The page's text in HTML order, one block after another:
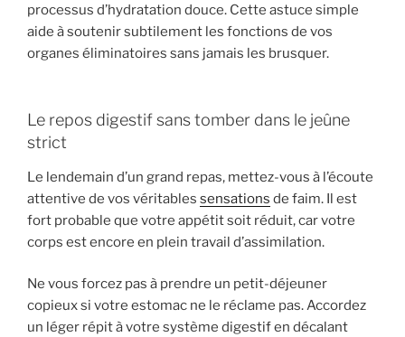
processus d’hydratation douce. Cette astuce simple
aide à soutenir subtilement les fonctions de vos
organes éliminatoires sans jamais les brusquer.
Le repos digestif sans tomber dans le jeûne
strict
Le lendemain d’un grand repas, mettez-vous à l’écoute
attentive de vos véritables sensations de faim. Il est
fort probable que votre appétit soit réduit, car votre
corps est encore en plein travail d’assimilation.
Ne vous forcez pas à prendre un petit-déjeuner
copieux si votre estomac ne le réclame pas. Accordez
un léger répit à votre système digestif en décalant